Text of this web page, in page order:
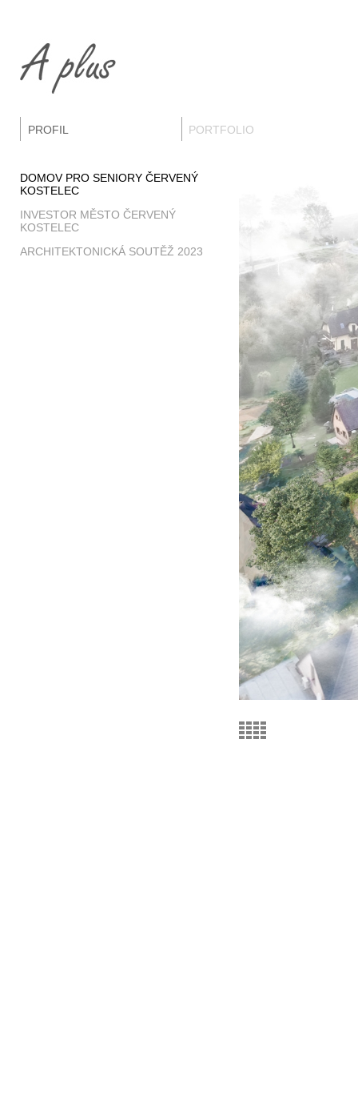
PROFIL PORTFOLIO
DOMOV PRO SENIORY ČERVENÝ
KOSTELEC
INVESTOR MĚSTO ČERVENÝ
KOSTELEC
ARCHITEKTONICKÁ SOUTĚŽ 2023